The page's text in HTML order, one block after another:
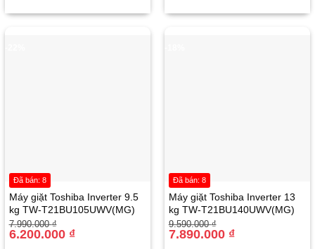
11.850.000 ₫.
9.330.000 ₫.
Máy giặt Toshiba Inverter 9.5
kg TW-T21BU105UWV(MG)
7.990.000₫
Giá
gốc
6.200.000 ₫
Giá
hiện
Đã bán: 8
Máy giặt Toshiba Inverter 13
kg TW-T21BU140UWV(MG)
9.590.000₫
Giá
gốc
7.890.000 ₫
Giá
hiện
Đã bán: 8